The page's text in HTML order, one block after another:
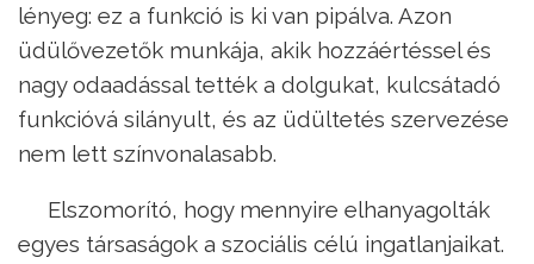
lényeg: ez a funkció is ki van pipálva. Azon
üdülővezetők munkája, akik hozzáértéssel és
nagy odaadással tették a dolgukat, kulcsátadó
funkcióvá silányult, és az üdültetés szervezése
nem lett színvonalasabb.
Elszomorító, hogy mennyire elhanyagolták
egyes társaságok a szociális célú ingatlanjaikat.